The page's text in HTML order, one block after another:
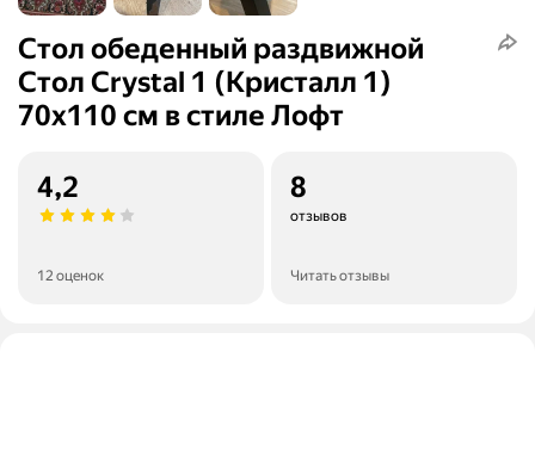
Стол обеденный раздвижной
Стол Crystal 1 (Кристалл 1)
70х110 см в стиле Лофт
4,2
12 оценок
8
отзывов
Читать отзывы